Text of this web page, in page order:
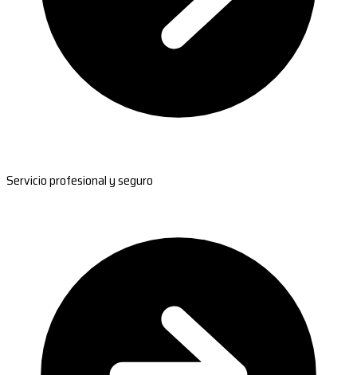
Servicio profesional y seguro